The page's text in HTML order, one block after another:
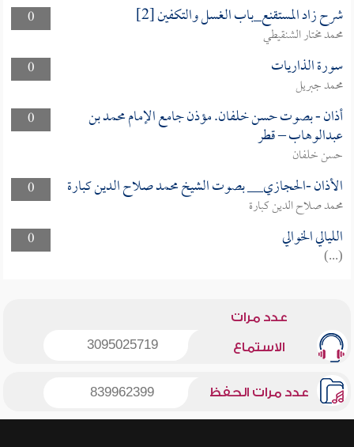
0
شرح زاد المستقنع_باب الغسل والتكفين [2]
محمد مختار الشنقيطي
0
سورة الذاريات
محمد جبريل
0
أذان - بصوت حسن خلفان. مؤذن جامع الإمام محمد بن
عبدالوهاب – قطر
حسن خلفان
0
الأذان -الحجازي__ بصوت الشيخ محمد صلاح الدين كبارة
محمد صلاح الدين كبارة
0
الليالي الخوالي
(...)
عدد مرات
الاستماع 3095025719
عدد مرات الحفظ 839962399